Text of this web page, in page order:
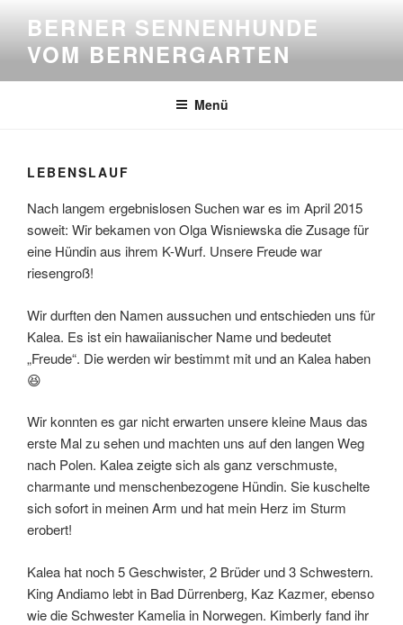
springen
BERNER SENNENHUNDE
VOM BERNERGARTEN
Menü
LEBENSLAUF
Nach langem ergebnislosen Suchen war es im April 2015
soweit: Wir bekamen von Olga Wisniewska die Zusage für
eine Hündin aus ihrem K-Wurf. Unsere Freude war
riesengroß!
Wir durften den Namen aussuchen und entschieden uns für
Kalea. Es ist ein hawaiianischer Name und bedeutet
„Freude“. Die werden wir bestimmt mit und an Kalea haben
😆
Wir konnten es gar nicht erwarten unsere kleine Maus das
erste Mal zu sehen und machten uns auf den langen Weg
nach Polen. Kalea zeigte sich als ganz verschmuste,
charmante und menschenbezogene Hündin. Sie kuschelte
sich sofort in meinen Arm und hat mein Herz im Sturm
erobert!
Kalea hat noch 5 Geschwister, 2 Brüder und 3 Schwestern.
King Andiamo lebt in Bad Dürrenberg, Kaz Kazmer, ebenso
wie die Schwester Kamelia in Norwegen. Kimberly fand ihr